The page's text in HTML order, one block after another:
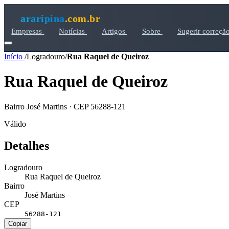
araripina.com.br
Empresas Notícias Artigos Sobre Sugerir
Início /Logradouro/Rua Raquel de Queiroz
Rua Raquel de Queiroz
Bairro José Martins · CEP 56288-121
Válido
Detalhes
Logradouro
Rua Raquel de Queiroz
Bairro
José Martins
CEP
56288-121
Copiar